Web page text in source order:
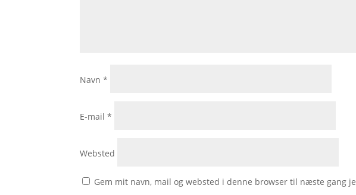
Navn*
E-mail*
Websted
Gem mit navn, mail og websted i denne browser til næste gang